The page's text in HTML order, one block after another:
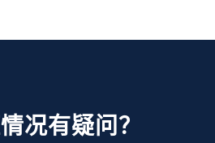
况有疑问？